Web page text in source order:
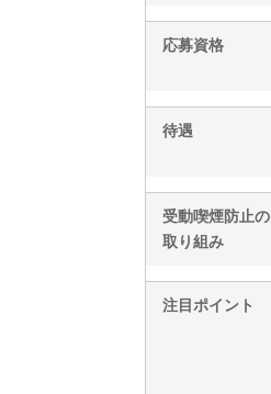
応募資格
待遇
受動喫煙防止の
取り組み
注目ポイント